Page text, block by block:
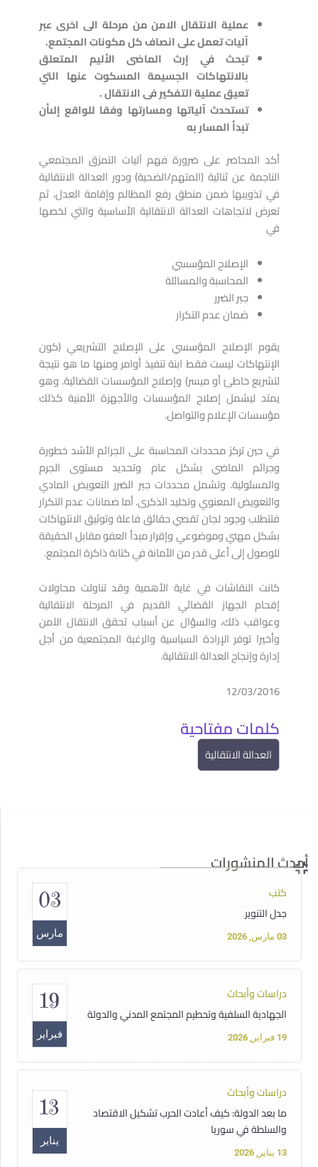
أحدث المنشورات
ما بعد الدولة: كيف أعادت الحرب تشكيل الاقتصاد
والسلطة في سوريا
13
يناير
دبلوم
كتب
جدل التنوير
03 مارس, 2026
03
مارس
دراسات وأبحاث
الجهادية السلفية وتحطيم المجتمع المدني والدولة
19 فبراير, 2026
19
فبراير
دراسات وأبحاث
ما بعد الدولة: كيف أعادت الحرب تشكيل الاقتصاد
والسلطة في سوريا
13 يناير, 2026
13
يناير
عملية الانتقال الامن من مرحلة الى اخرى عبر
آليات تعمل على انصاف كل مكونات المجتمع.
تبحث في إرث الماضى الأليم المتعلق
بالانتهاكات الجسيمة المسكوت عنها الت
تعيق عملية التفكير فى الانتقال .
تستحدث آلياتها و مسارتها وفقا للواقع إلىأن
تبدأالمسار به
أكد المحاضر على ضرورة فهم آليات التمزق المجتمعي
الناجمة عن ثنائية (المتهم/الضحية) ودور العدالة الانتقالية
في تذويبها ضمن منطق رفع المظالم وإقامة العدل، ثم
تعرض لاتجاهات العدالة الانتقالية الأساسية والتي لخصها
في
الإصلاح المؤسسي
المحاسبة والمسائلة
جبر الضرر
ضمان عدم التكرار
يقوم الإصلاح المؤسسي على الإصلاح التشريعي (كون
الإنتهاكات ليست فقط ابنة تنفيذ أوامر ومنها ما هو نتيجة
لتشريع خاطئ أو ميسر) وإصلاح المؤسسات القضائية. وهو
يمتد ليشمل إصلاح المؤسسات والأجهزة الأمنية كذلك
مؤسسات الإعلام والتواصل.
في حين تركز محددات المحاسبة على الجرائم الأشد خطورة
وجرائم الماضي بشكل عام وتحديد مستوى الجرم
والمسئولية. وتشمل محددات جبر الضرر التعويض المادي
والتعويض المعنوي وتخليد الذكرى. أما ضمانات عدم التكرار
فتتطلب وجود لجان تقصي حقائق فاعلة وتوثيق الانتهاكات
بشكل مهني وموضوعي وإقرار مبدأ العفو مقابل الحقيقة
للوصول إلى أعلى قدر من الأمانة في كتابة ذاكرة المجتمع.
كانت النقاشات في غاية الأهمية وقد تناولت محاولات
إقحام الجهاز القضائي القديم في المرحلة الانتقالية
وعواقب ذلك، والسؤال عن أسباب تحقق الانتقال الآمن
وأخيرا توفر الإرادة السياسية والرغبة المجتمعية من أجل
إدارة وإنجاح العدالة الانتقالية.
12/03/2016
كلمات مفتاحية
العدالة الانتقالية